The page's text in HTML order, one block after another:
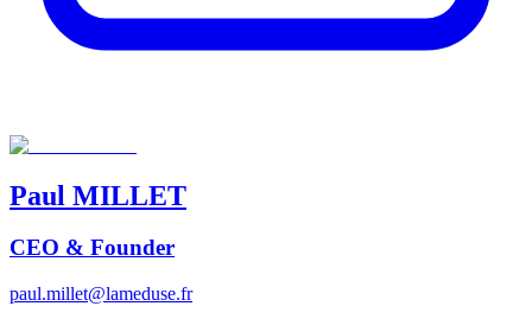
Paul MILLET
CEO & Founder
paul.millet@lameduse.fr